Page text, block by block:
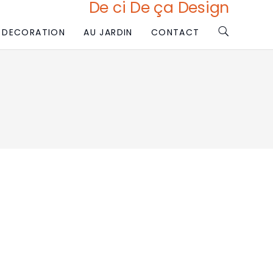
De ci De ça Design
DECORATION AU JARDIN CONTACT